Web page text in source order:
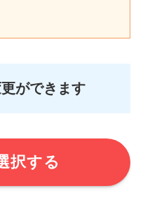
ができます
択する